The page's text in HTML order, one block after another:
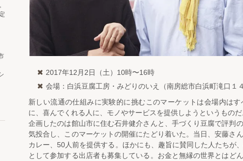
2017年12月2日（土）10時〜16時
会場：白浜豆腐工房・みどりのいえ（南房総市白浜町滝口１
新しい流通の仕組みに実験的に挑むこのマーケットは会場内は
に、喜んでくれる人に、モノやサービスを提供しようというものだ
企画したのは館山市に住む石井健介さんと、手づくり豆腐で評判
気投合し、このマーケットの開催にたどり着いた。当日、安藤さ
カレー、50人前を提供する。ほかにも、趣旨に賛同した人たちが
として参加する出店者も募集している。お金と無縁の世界とは